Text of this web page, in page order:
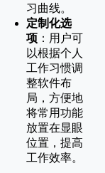
习曲线。
定制化选
项 ：用户可
以根据个人
工作习惯调
整软件布
局，方便地
将常用功能
放置在显眼
位置，提高
工作效率。